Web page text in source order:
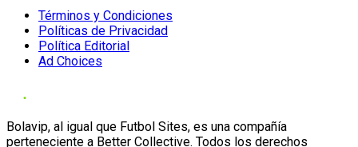
Términos y Condiciones
Políticas de Privacidad
Política Editorial
Ad Choices
Bolavip, al igual que Futbol Sites, es una compañía
perteneciente a Better Collective. Todos los derechos